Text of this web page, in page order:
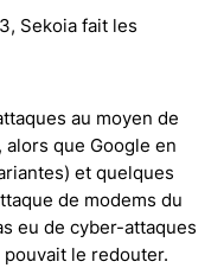
Sekoia fait les
au moyen de
que Google en
et quelques
de modems du
eu de cyber-attaques
le redouter.